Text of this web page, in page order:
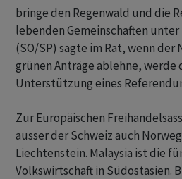
bringe den Regenwald und die
lebenden Gemeinschaften unter
(SO/SP) sagte im Rat, wenn
grünen Anträge ablehne, werde
Unterstützung eines
Zur Europäischen
ausser der Schweiz auch
Liechtenstein. Malaysia ist die
Volkswirtschaft in Südostasien.